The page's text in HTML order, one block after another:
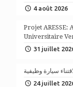
4 août 2026
Projet ARESSE:
Universitaire
31 juillet
سيارة وظيفية
24 juillet